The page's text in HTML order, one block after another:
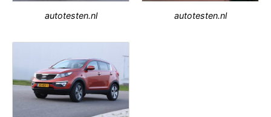
autotesten.nl autotesten.nl